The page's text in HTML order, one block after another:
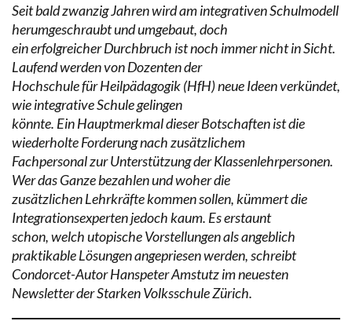
Seit bald zwanzig Jahren wird am integrativen Schulmodell
herumgeschraubt und umgebaut, doch
ein erfolgreicher Durchbruch ist noch immer nicht in Sicht.
Laufend werden von Dozenten der
Hochschule für Heilpädagogik (HfH) neue Ideen verkündet,
wie integrative Schule gelingen
könnte. Ein Hauptmerkmal dieser Botschaften ist die
wiederholte Forderung nach zusätzlichem
Fachpersonal zur Unterstützung der Klassenlehrpersonen.
Wer das Ganze bezahlen und woher die
zusätzlichen Lehrkräfte kommen sollen, kümmert die
Integrationsexperten jedoch kaum. Es erstaunt
schon, welch utopische Vorstellungen als angeblich
praktikable Lösungen angepriesen werden, schreibt
Condorcet-Autor Hanspeter Amstutz im neuesten
Newsletter der Starken Volksschule Zürich.